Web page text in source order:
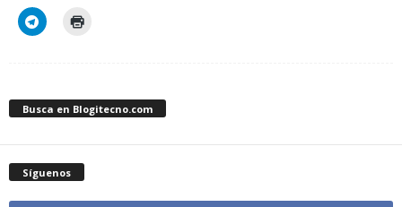
Busca en Blogitecno.com
Síguenos